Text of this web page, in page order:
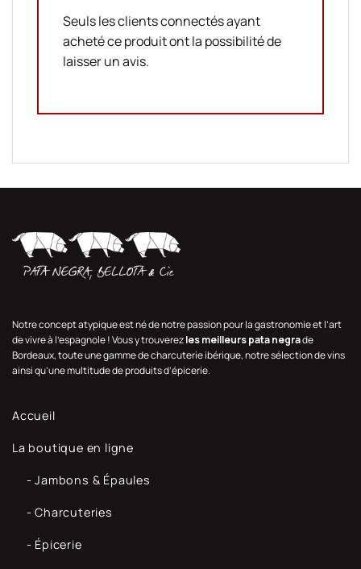
Seuls les clients connectés ayant
acheté ce produit ont la possibilité de
laisser un avis.
Notre concept atypique est né de notre passion pour la gastronomie et l’art
de vivre à l’espagnole ! Vous y trouverezles meilleurs pata negrade
Bordeaux, toute une gamme de charcuterie ibérique, notre sélection de vins
ainsi qu’une multitude de produits d’épicerie.
Accueil
La boutique en ligne
- Jambons & Épaules
- Charcuteries
- Épicerie